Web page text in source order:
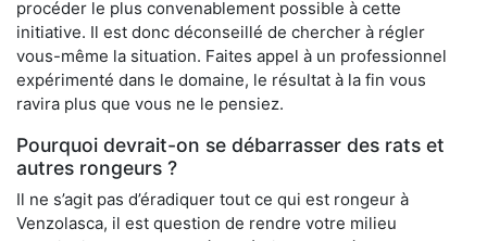
procéder le plus convenablement possible à cette
initiative. Il est donc déconseillé de chercher à régler
vous-même la situation. Faites appel à un professionnel
expérimenté dans le domaine, le résultat à la fin vous
ravira plus que vous ne le pensiez.
Pourquoi devrait-on se débarrasser des rats et
autres rongeurs ?
Il ne s’agit pas d’éradiquer tout ce qui est rongeur à
Venzolasca, il est question de rendre votre milieu